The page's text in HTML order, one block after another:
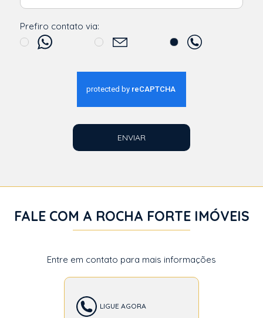
Prefiro contato via:
ENVIAR
FALE COM A ROCHA FORTE IMÓVEIS
Entre em contato para mais informações
LIGUE AGORA